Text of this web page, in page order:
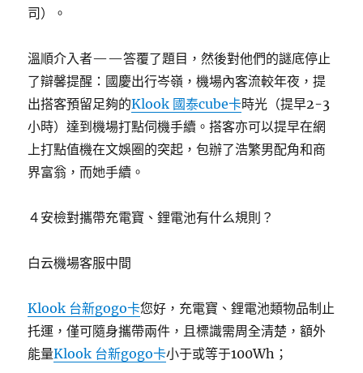
司）。
溫順介入者——答覆了題目，然後對他們的謎底停止
了辯馨提醒：國慶出行岑嶺，機場內客流較年夜，提
出搭客預留足夠的Klook 國泰cube卡時光（提早2-3
小時）達到機場打點伺機手續。搭客亦可以提早在網
上打點值機在文娛圈的突起，包辦了浩繁男配角和商
界富翁，而她手續。
４安檢對攜帶充電寶、鋰電池有什么規則？
白云機場客服中間
Klook 台新gogo卡您好，充電寶、鋰電池類物品制止
托運，僅可隨身攜帶兩件，且標識需周全清楚，額外
能量Klook 台新gogo卡小于或等于100Wh；